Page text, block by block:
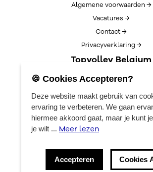
Algemene voorwaarden →
Vacatures →
Contact →
Privacyverklaring →
Topvolley Belgium
Over TopVolleyBelgium →
Lotto Cup Finals →
EuroVolleyCenter
Boekingen →
🍪 Cookies Accepteren?
Deze website maakt gebruik van
ervaring te verbeteren. We gaan
hiermee akkoord gaat, maar je kunt
je wilt ... Meer lezen
Accepteren Cookies